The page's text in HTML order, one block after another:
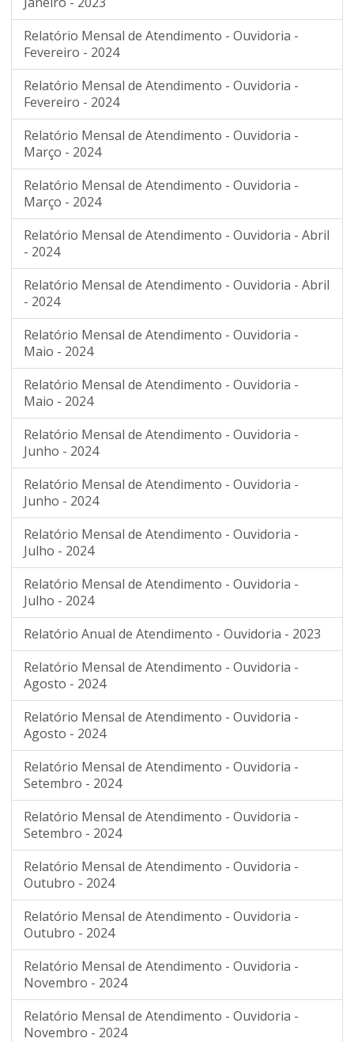
Relatório Mensal de Atendimento - Ouvidoria -
Fevereiro - 2024
Relatório Mensal de Atendimento - Ouvidoria -
Fevereiro - 2024
Relatório Mensal de Atendimento - Ouvidoria -
Março - 2024
Relatório Mensal de Atendimento - Ouvidoria -
Março - 2024
Relatório Mensal de Atendimento - Ouvidoria - Abril
- 2024
Relatório Mensal de Atendimento - Ouvidoria - Abril
- 2024
Relatório Mensal de Atendimento - Ouvidoria -
Maio - 2024
Relatório Mensal de Atendimento - Ouvidoria -
Maio - 2024
Relatório Mensal de Atendimento - Ouvidoria -
Junho - 2024
Relatório Mensal de Atendimento - Ouvidoria -
Junho - 2024
Relatório Mensal de Atendimento - Ouvidoria -
Julho - 2024
Relatório Mensal de Atendimento - Ouvidoria -
Julho - 2024
Relatório Anual de Atendimento - Ouvidoria - 2023
Relatório Mensal de Atendimento - Ouvidoria -
Agosto - 2024
Relatório Mensal de Atendimento - Ouvidoria -
Agosto - 2024
Relatório Mensal de Atendimento - Ouvidoria -
Setembro - 2024
Relatório Mensal de Atendimento - Ouvidoria -
Setembro - 2024
Relatório Mensal de Atendimento - Ouvidoria -
Outubro - 2024
Relatório Mensal de Atendimento - Ouvidoria -
Outubro - 2024
Relatório Mensal de Atendimento - Ouvidoria -
Novembro - 2024
Relatório Mensal de Atendimento - Ouvidoria -
Novembro - 2024